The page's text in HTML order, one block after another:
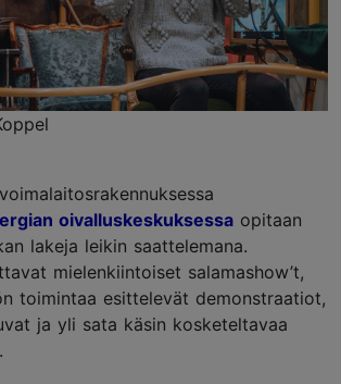
oivalluskeskuksessa opitaan
lakeja leikin saattelemana.
mielenkiintoiset salamashow’t,
toimintaa esittelevät demonstraatiot,
ja yli sata käsin kosketeltavaa